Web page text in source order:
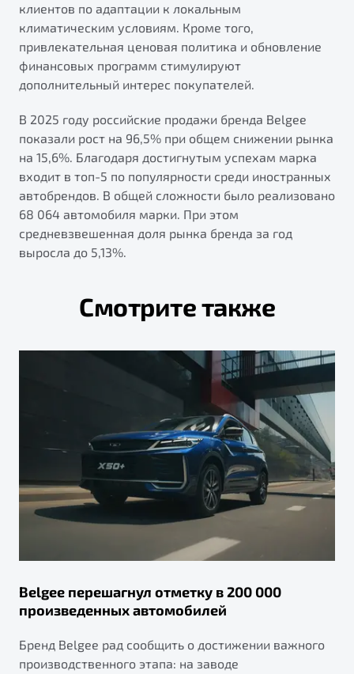
Обзор В наличии
клиентов по адаптации к локальным
климатическим условиям. Кроме того,
привлекательная ценовая политика и обновление
финансовых программ стимулируют
дополнительный интерес покупателей.
В 2025 году российские продажи бренда Belgee
показали рост на 96,5% при общем снижении рынка
на 15,6%. Благодаря достигнутым успехам марка
входит в топ-5 по популярности среди иностранных
автобрендов. В общей сложности было реализовано
68 064 автомобиля марки. При этом
средневзвешенная доля рынка бренда за год
выросла до 5,13%.
Смотрите также
Belgee перешагнул отметку в 200 000
произведенных автомобилей
Бренд Belgee рад сообщить о достижении важного
производственного этапа: на заводе